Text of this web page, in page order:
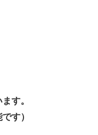
す。
す）